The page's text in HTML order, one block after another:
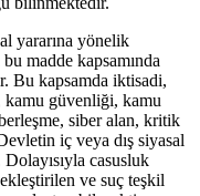
yararına yönelik
madde kapsamında
Bu kapsamda iktisadi,
kamu güvenliği, kamu
siber alan, kritik
iç veya dış siyasal
casusluk
ve suç teşkil